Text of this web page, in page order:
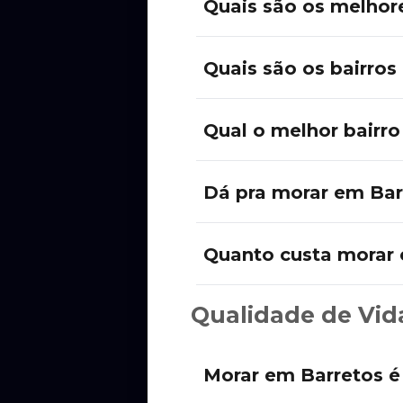
Quais são os
Quais são os
Qual o melhor
Dá pra morar em
Quanto custa morar
Qualidade de
Morar em Barretos